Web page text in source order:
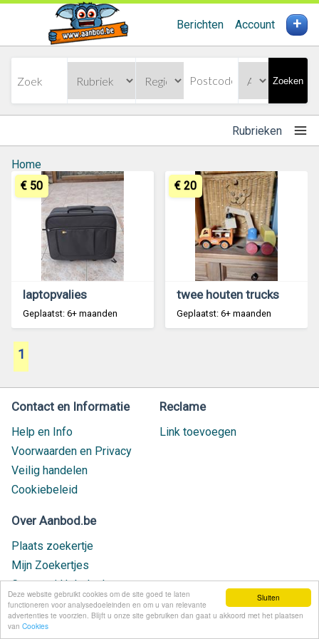
Sluiten
Deze website gebruikt cookies om de site goed te laten
functioneren voor analysedoeleinden en om u van relevante
advertenties te voorzien. Blijft u onze site gebruiken dan gaat u akkoord met het plaatsen
van Cookies
Berichten Account +
Zoeken
Rubrieken
Home
laptopvalies
Geplaatst: 6+ maanden
€ 50
twee houten trucks
Geplaatst: 6+ maanden
€ 20
1
Contact en Informatie
Help en Info
Voorwaarden en Privacy
Veilig handelen
Cookiebeleid
Reclame
Link toevoegen
Over Aanbod.be
Plaats zoekertje
Mijn Zoekertjes
Contact / Helpdesk
Nieuw geplaatst